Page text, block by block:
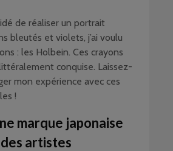
de réaliser un portrait
bleutés et violets, j’ai voulu
: les Holbein. Ces crayons
conquise. Laissez-
mon expérience avec ces
!
marque japonaise
artistes